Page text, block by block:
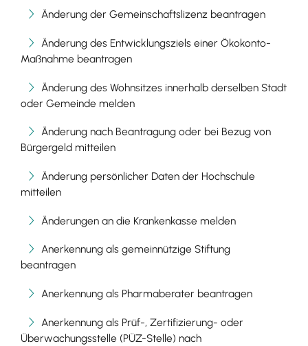
Änderung der Gemeinschaftslizenz beantragen
Änderung des Entwicklungsziels einer Ökokonto-
Maßnahme beantragen
Änderung des Wohnsitzes innerhalb derselben Stadt
oder Gemeinde melden
Änderung nach Beantragung oder bei Bezug von
Bürgergeld mitteilen
Änderung persönlicher Daten der Hochschule
mitteilen
Änderungen an die Krankenkasse melden
Anerkennung als gemeinnützige Stiftung
beantragen
Anerkennung als Pharmaberater beantragen
Anerkennung als Prüf-, Zertifizierung- oder
Überwachungsstelle (PÜZ-Stelle) nach